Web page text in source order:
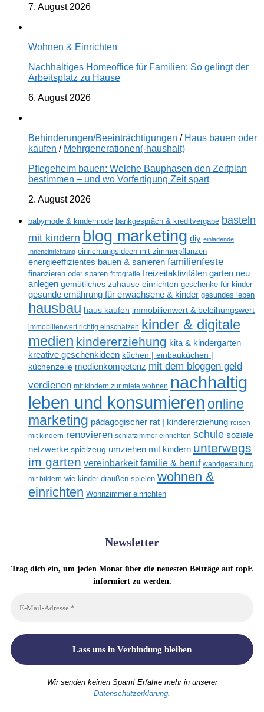
7. August 2026
Wohnen & Einrichten
Nachhaltiges Homeoffice für Familien: So gelingt der
Arbeitsplatz zu Hause
6. August 2026
Behinderungen/Beeinträchtigungen / Haus bauen oder
kaufen / Mehrgenerationen(-haushalt)
Pflegeheim bauen: Welche Bauphasen den Zeitplan
bestimmen – und wo Vorfertigung Zeit spart
2. August 2026
babymode & kindermode bankgespräch & kreditvergabe basteln
mit kindern blog marketing diy einladende
Inneneinrichtung einrichtungsideen mit zimmerpflanzen
energieeffizientes bauen & sanieren familienfeste
finanzieren oder sparen fotografie freizeitaktivitäten garten neu
anlegen gemütliches zuhause einrichten geschenke für kinder
gesunde ernährung für erwachsene & kinder gesundes leben
hausbau haus kaufen immobilienwert & beleihungswert
immobilienwert richtig einschätzen kinder & digitale
medien kindererziehung kita & kindergarten
kreative geschenkideen küchen | einbauküchen |
küchenzeile medienkompetenz mit dem bloggen geld
verdienen mit kindern zur miete wohnen nachhaltig
leben und konsumieren online
marketing pädagogischer rat | kindererziehung reisen
mit kindern renovieren schlafzimmer einrichten schule soziale
netzwerke spielzeug umziehen mit kindern unterwegs
im garten vereinbarkeit familie & beruf wandgestaltung
mit bildern wie kinder draußen spielen wohnen &
einrichten Wohnzimmer einrichten
Newsletter
Trag dich ein, um jeden Monat über die neuesten Beiträge auf topE
informiert zu werden.
Wir senden keinen Spam! Erfahre mehr in unserer
Datenschutzerklärung